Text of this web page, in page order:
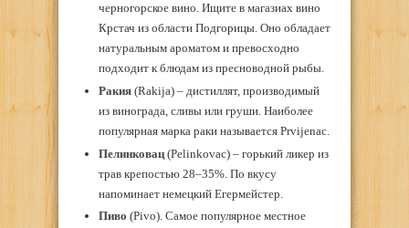
черногорское вино. Ищите в магазиах вино
Крстач из области Подгорицы. Оно обладает
натуральным ароматом и превосходно
подходит к блюдам из пресноводной рыбы.
Ракия(Rakija) – дистиллят, производимый
из винограда, сливы или груши. Наиболее
популярная марка раки называется Prvijenac.
Пелинковац(Pelinkovac) – горький ликер из
трав крепостью 28–35%. По вкусу
напоминает немецкий Егермейстер.
Пиво (Pivo). Самое популярное местное